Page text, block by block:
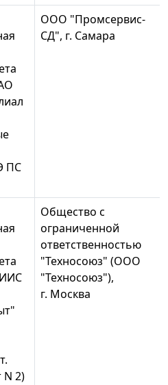
ПС
ООО "Промсервис-
СД", г. Самара
N 2)
Общество с
ограниченной
ответственностью
"Техносоюз" (ООО
"Техносоюз"),
г. Москва